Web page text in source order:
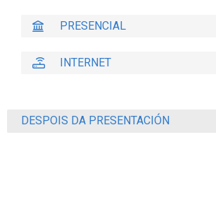
PRESENCIAL
INTERNET
DESPOIS DA PRESENTACIÓN